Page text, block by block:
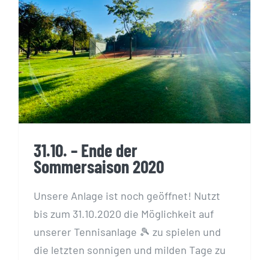
31.10. – Ende der
Sommersaison 2020
31.10. – Ende der
Sommersaison 2020
Unsere Anlage ist noch geöffnet! Nutzt
bis zum 31.10.2020 die Möglichkeit auf
unserer Tennisanlage 🎾 zu spielen und
die letzten sonnigen und milden Tage zu